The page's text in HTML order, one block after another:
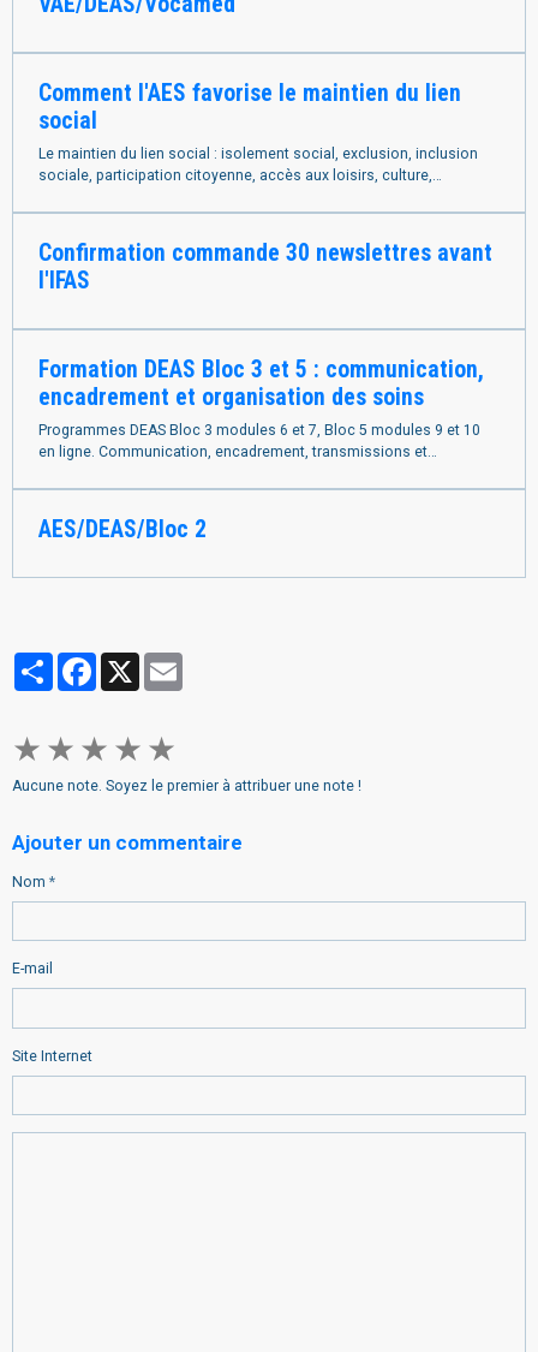
Comment l'AES favorise le maintien du lien
social
Le maintien du lien social : isolement social, exclusion, inclusion
sociale, participation citoyenne, accès aux loisirs, culture,
Confirmation commande 30 newslettres avant
l'IFAS
Formation DEAS Bloc 3 et 5 : communication,
encadrement et organisation des soins
Programmes DEAS Bloc 3 modules 6 et 7, Bloc 5 modules 9 et 10
en ligne. Communication, encadrement, transmissions et
AES/DEAS/Bloc 2
PartagerFacebook
X
★ ★ ★ ★ ★
Aucune note. Soyez le premier à attribuer une note !
Ajouter un commentaire
Nom
E-mail
Site Internet